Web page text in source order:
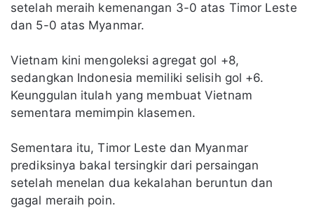
setelah meraih kemenangan 3-0 atas Timor Leste
dan 5-0 atas Myanmar.
Vietnam kini mengoleksi agregat gol +8,
sedangkan Indonesia memiliki selisih gol +6.
Keunggulan itulah yang membuat Vietnam
sementara memimpin klasemen.
Sementara itu, Timor Leste dan Myanmar
prediksinya bakal tersingkir dari persaingan
setelah menelan dua kekalahan beruntun dan
gagal meraih poin.